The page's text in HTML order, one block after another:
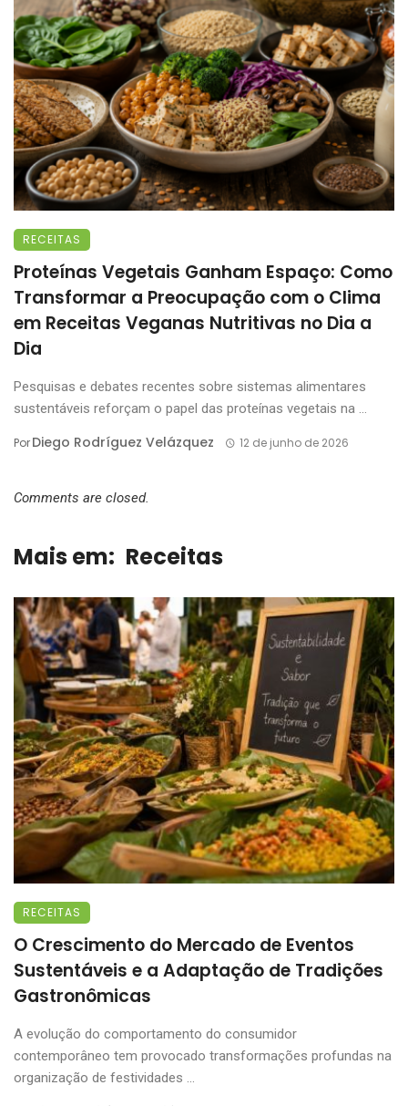
RECEITAS
Proteínas Vegetais Ganham Espaço: Como
Transformar a Preocupação com o Clima
em Receitas Veganas Nutritivas no Dia a
Dia
Pesquisas e debates recentes sobre sistemas alimentares
sustentáveis reforçam o papel das proteínas vegetais na ...
PorDiego Rodríguez Velázquez 12 de junho de 2026
Comments are closed.
Mais em: Receitas
RECEITAS
O Crescimento do Mercado de Eventos
Sustentáveis e a Adaptação de Tradições
Gastronômicas
A evolução do comportamento do consumidor
contemporâneo tem provocado transformações profundas na
organização de festividades ...